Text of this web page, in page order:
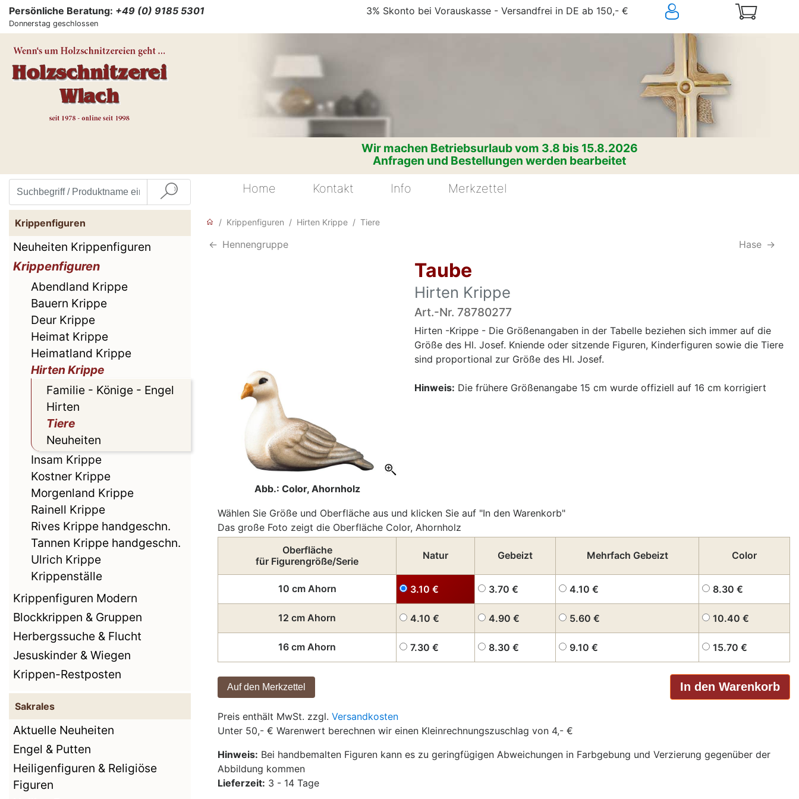
Persönliche Beratung: +49 (0) 9185 5301
Donnerstag geschlossen
3% Skonto bei Vorauskasse - Versandfrei in DE ab 150,- €
Wir machen Betriebsurlaub vom 3.8 bis 15.8.2026
Anfragen und Bestellungen werden bearbeitet
Home
Kontakt Info Merkzettel
Krippenfiguren
Neuheiten Krippenfiguren
Krippenfiguren
Abendland Krippe
Bauern Krippe
Deur Krippe
Heimat Krippe
Heimatland Krippe
Hirten Krippe
Familie - Könige - Engel
Hirten
Tiere
Neuheiten
Insam Krippe
Kostner Krippe
Morgenland Krippe
Rainell Krippe
Rives Krippe handgeschn.
Tannen Krippe handgeschn.
Ulrich Krippe
Krippenställe
Krippenfiguren Modern
Blockkrippen & Gruppen
Herbergssuche & Flucht
Jesuskinder & Wiegen
Krippen-Restposten
Sakrales
Aktuelle Neuheiten
Engel & Putten
Heiligenfiguren & Religiöse
Figuren
Krippenfiguren Hirten Krippe Tiere
<- Hennengruppe Hase ->
Abb.: Color, Ahornholz
Taube
Hirten Krippe
Art.-Nr. 78780277
Hirten -Krippe - Die Größenangaben in der Tabelle beziehen sich immer auf die
Größe des Hl. Josef. Kniende oder sitzende Figuren, Kinderfiguren sowie die Tiere
sind proportional zur Größe des Hl. Josef.
Hinweis: Die frühere Größenangabe 15 cm wurde offiziell auf 16 cm korrigiert
Wählen Sie Größe und Oberfläche aus und klicken Sie auf "In den Warenkorb"
Das große Foto zeigt die Oberfläche Color, Ahornholz
Oberfläche
für Figurengröße/Serie
Natur Gebeizt Mehrfach Gebeizt Color
10 cm Ahorn 3.10 € 3.70 € 4.10 € 8.30 €
12 cm Ahorn 4.10 € 4.90 € 5.60 € 10.40 €
16 cm Ahorn 7.30 € 8.30 € 9.10 € 15.70 €
Preis enthält MwSt. zzgl. Versandkosten
Unter 50,- € Warenwert berechnen wir einen Kleinrechnungszuschlag von 4,- €
Hinweis: Bei handbemalten Figuren kann es zu geringfügigen Abweichungen in Farbgebung und Verzierung gegenüber der
Abbildung kommen
Lieferzeit: 3 - 14 Tage